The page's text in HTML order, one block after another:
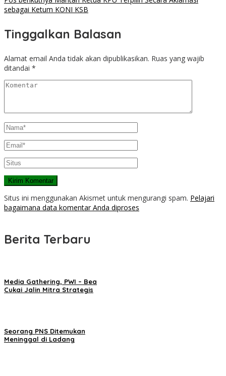
sebagai Ketum KONI KSB
Tinggalkan Balasan
Alamat email Anda tidak akan dipublikasikan. Ruas yang wajib
ditandai *
Situs ini menggunakan Akismet untuk mengurangi spam. Pelajari
bagaimana data komentar Anda diproses
Berita Terbaru
Media Gathering, PWI – Bea
Cukai Jalin Mitra Strategis
Seorang PNS Ditemukan
Meninggal di Ladang